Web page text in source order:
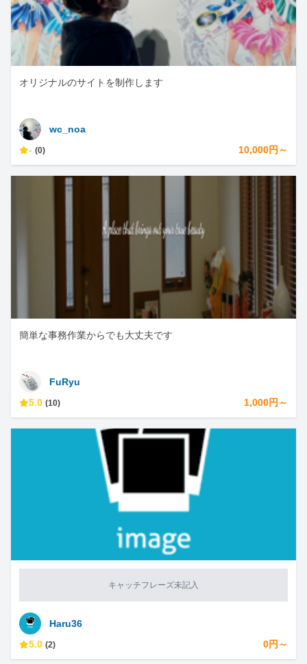
オリジナルのサイトを制作します
wc_noa
- (0) 10,000円～
簡単な事務作業からでも大丈夫です
FuRyu
5.0 (10) 1,000円～
キャッチフレーズ未記入
Haru36
5.0 (2) 0円～